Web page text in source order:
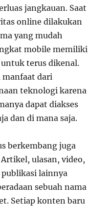
jangkauan. Saat
online dilakukan
yang mudah
mobile memiliki
terus dikenal.
manfaat dari
teknologi karena
dapat diakses
dan di mana saja.
berkembang juga
ulasan, video,
lainnya
sebuah nama
Setiap konten baru